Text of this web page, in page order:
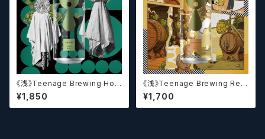
《浅》Teenage Brewing Hop
Icon // ホップアイコン【クラフト
ビール】
¥1,850
《浅》Teenage Brewing Res
urrection // レザレクション【ク
ラフトビール】
¥1,700